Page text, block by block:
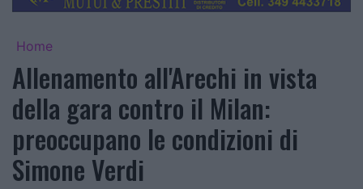
Home
Allenamento all'Arechi in vista
della gara contro il Milan:
preoccupano le condizioni di
Simone Verdi